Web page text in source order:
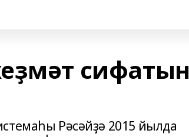
Рәсәйҙә 2015 йылда